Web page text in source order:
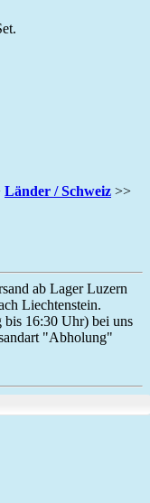
Länder / Schweiz >>
ab Lager Luzern
Liechtenstein.
bis 16:30 Uhr) bei uns
"Abholung"